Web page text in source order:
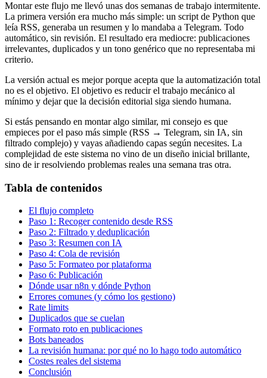
Montar este flujo me llevó unas dos semanas de trabajo intermitente.
La primera versión era mucho más simple: un script de Python que
leía RSS, generaba un resumen y lo mandaba a Telegram. Todo
automático, sin revisión. El resultado era mediocre: publicaciones
irrelevantes, duplicados y un tono genérico que no representaba mi
criterio.
La versión actual es mejor porque acepta que la automatización total
no es el objetivo. El objetivo es reducir el trabajo mecánico al
mínimo y dejar que la decisión editorial siga siendo humana.
Si estás pensando en montar algo similar, mi consejo es que
empieces por el paso más simple (RSS → Telegram, sin IA, sin
filtrado complejo) y vayas añadiendo capas según necesites. La
complejidad de este sistema no vino de un diseño inicial brillante,
sino de ir resolviendo problemas reales una semana tras otra.
Tabla de contenidos
El flujo completo
Paso 1: Recoger contenido desde RSS
Paso 2: Filtrado y deduplicación
Paso 3: Resumen con IA
Paso 4: Cola de revisión
Paso 5: Formateo por plataforma
Paso 6: Publicación
Dónde usar n8n y dónde Python
Errores comunes (y cómo los gestiono)
Rate limits
Duplicados que se cuelan
Formato roto en publicaciones
Bots baneados
La revisión humana: por qué no lo hago todo automático
Costes reales del sistema
Conclusión